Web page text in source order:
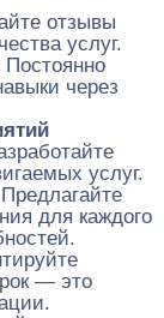
отзывы
услуг.
Постоянно
через
услуг.
для каждого
— это